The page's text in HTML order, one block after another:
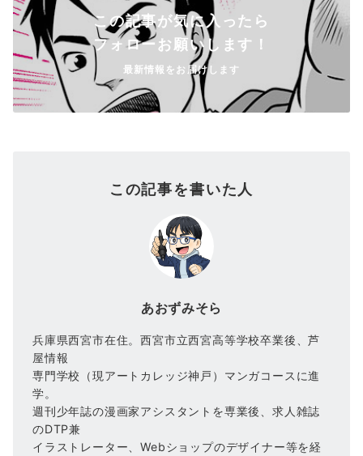
この記事が気に入ったら
フォローお願いします！
最新情報をお届けします
この記事を書いた人
あおずみそら
兵庫県西宮市在住。西宮市立西宮高等学校卒業後、芦
屋情報
専門学校（現アートカレッジ神戸）マンガコースに進
学。
週刊少年誌の漫画家アシスタントを専業後、求人雑誌
のDTP兼
イラストレーター、Webショップのデザイナー等を経